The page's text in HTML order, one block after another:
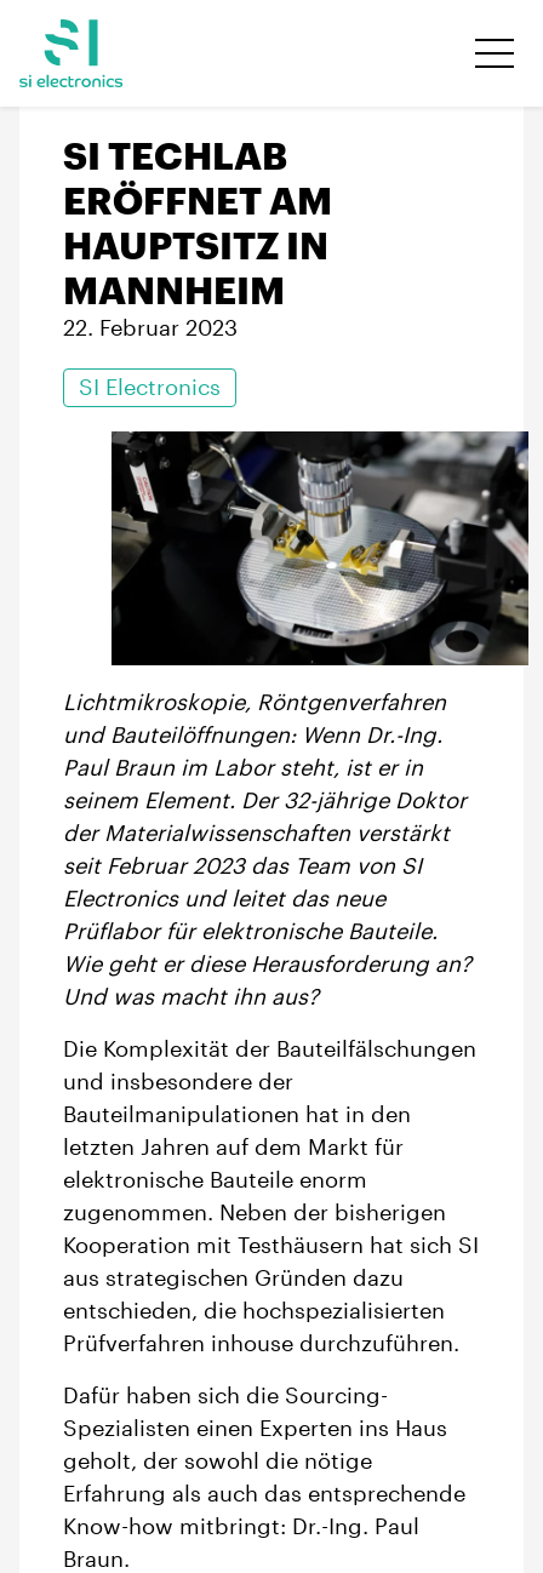
SI TECHLAB
ERÖFFNET AM
HAUPTSITZ IN
MANNHEIM
22. Februar 2023
SI Electronics
Lichtmikroskopie, Röntgenverfahren
und Bauteilöffnungen: Wenn Dr.-Ing.
Paul Braun im Labor steht, ist er in
seinem Element. Der 32-jährige Doktor
der Materialwissenschaften verstärkt
seit Februar 2023 das Team von SI
Electronics und leitet das neue
Prüflabor für elektronische Bauteile.
Wie geht er diese Herausforderung an?
Und was macht ihn aus?
Die Komplexität der Bauteilfälschungen
und insbesondere der
Bauteilmanipulationen hat in den
letzten Jahren auf dem Markt für
elektronische Bauteile enorm
zugenommen. Neben der bisherigen
Kooperation mit Testhäusern hat sich SI
aus strategischen Gründen dazu
entschieden, die hochspezialisierten
Prüfverfahren inhouse durchzuführen.
Dafür haben sich die Sourcing-
Spezialisten einen Experten ins Haus
geholt, der sowohl die nötige
Erfahrung als auch das entsprechende
Know-how mitbringt: Dr.-Ing. Paul
Braun.